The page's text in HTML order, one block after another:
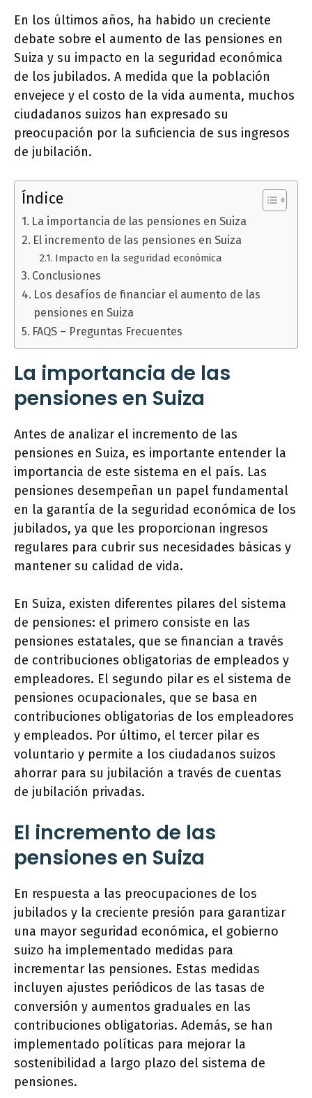
En los últimos años, ha habido un creciente
debate sobre el aumento de las pensiones en
Suiza y su impacto en la seguridad económica
de los jubilados. A medida que la población
envejece y el costo de la vida aumenta, muchos
ciudadanos suizos han expresado su
preocupación por la suficiencia de sus ingresos
de jubilación.
Índice
La importancia de las pensiones en Suiza
El incremento de las pensiones en Suiza
Impacto en la seguridad económica
Conclusiones
Los desafíos de financiar el aumento de las
pensiones en Suiza
FAQS – Preguntas Frecuentes
La importancia de las
pensiones en Suiza
Antes de analizar el incremento de las
pensiones en Suiza, es importante entender la
importancia de este sistema en el país. Las
pensiones desempeñan un papel fundamental
en la garantía de la seguridad económica de los
jubilados, ya que les proporcionan ingresos
regulares para cubrir sus necesidades básicas y
mantener su calidad de vida.
En Suiza, existen diferentes pilares del sistema
de pensiones: el primero consiste en las
pensiones estatales, que se financian a través
de contribuciones obligatorias de empleados y
empleadores. El segundo pilar es el sistema de
pensiones ocupacionales, que se basa en
contribuciones obligatorias de los empleadores
y empleados. Por último, el tercer pilar es
voluntario y permite a los ciudadanos suizos
ahorrar para su jubilación a través de cuentas
de jubilación privadas.
El incremento de las
pensiones en Suiza
En respuesta a las preocupaciones de los
jubilados y la creciente presión para garantizar
una mayor seguridad económica, el gobierno
suizo ha implementado medidas para
incrementar las pensiones. Estas medidas
incluyen ajustes periódicos de las tasas de
conversión y aumentos graduales en las
contribuciones obligatorias. Además, se han
implementado políticas para mejorar la
sostenibilidad a largo plazo del sistema de
pensiones.